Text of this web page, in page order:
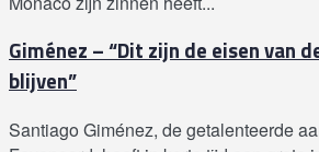
Giménez – “Dit zijn de eisen van
blijven”
Santiago Giménez, de getalenteerde